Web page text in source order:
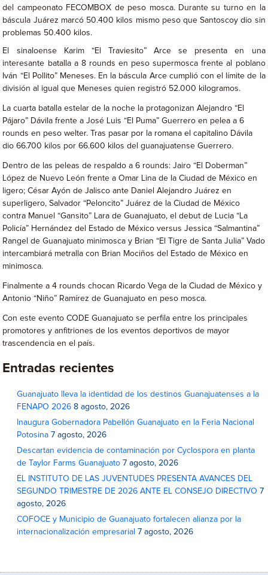
del campeonato FECOMBOX de peso mosca. Durante su turno en la
báscula Juárez marcó 50.400 kilos mismo peso que Santoscoy dio sin
problemas 50.400 kilos.
El sinaloense Karim “El Traviesito” Arce se presenta en una
interesante batalla a 8 rounds en peso supermosca frente al poblano
Iván “El Pollito” Meneses. En la báscula Arce cumplió con el límite de la
división al igual que Meneses quien registró 52.000 kilogramos.
La cuarta batalla estelar de la noche la protagonizan Alejandro “El
Pájaro” Dávila frente a José Luis “El Puma” Guerrero en pelea a 6
rounds en peso welter. Tras pasar por la romana el capitalino Dávila
dio 66.700 kilos por 66.600 kilos del guanajuatense Guerrero.
Dentro de las peleas de respaldo a 6 rounds: Jairo “El Doberman”
López de Nuevo León frente a Omar Lina de la Ciudad de México en
ligero; César Ayón de Jalisco ante Daniel Alejandro Juárez en
superligero, Salvador “Peloncito” Juárez de la Ciudad de México
contra Manuel “Gansito” Lara de Guanajuato, el debut de Lucia “La
Policía” Hernández del Estado de México versus Jessica “Salmantina”
Rangel de Guanajuato minimosca y Brian “El Tigre de Santa Julia” Vado
intercambiará metralla con Brian Mociños del Estado de México en
minimosca.
Finalmente a 4 rounds chocan Ricardo Vega de la Ciudad de México y
Antonio “Niño” Ramírez de Guanajuato en peso mosca.
Con este evento CODE Guanajuato se perfila entre los principales
promotores y anfitriones de los eventos deportivos de mayor
trascendencia en el país.
Entradas recientes
Guanajuato lleva la identidad de los destinos Guanajuatenses a la
FENAPO 2026 8 agosto, 2026
Inaugura Gobernadora Pabellón Guanajuato en la Feria Nacional
Potosina 7 agosto, 2026
Descartan evidencia de contaminación por Cyclospora en planta
de Taylor Farms Guanajuato 7 agosto, 2026
EL INSTITUTO DE LAS JUVENTUDES PRESENTA AVANCES DEL
SEGUNDO TRIMESTRE DE 2026 ANTE EL CONSEJO DIRECTIVO 7
agosto, 2026
COFOCE y Municipio de Guanajuato fortalecen alianza por la
internacionalización empresarial 7 agosto, 2026